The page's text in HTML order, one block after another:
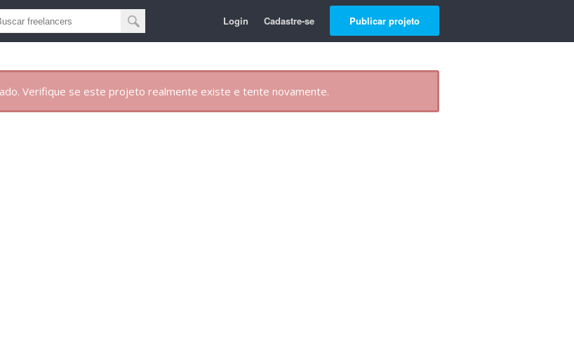
Login Cadastre-se Publicar projeto
Verifique se este projeto realmente existe e tente novamente.